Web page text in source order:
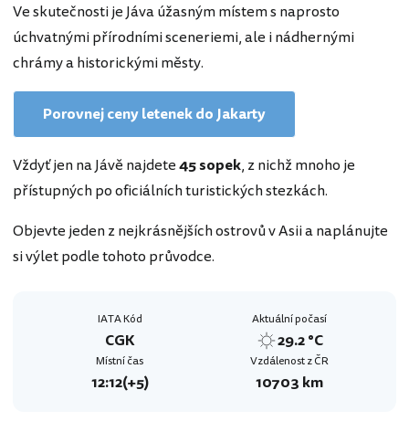
Ve skutečnosti je Jáva úžasným místem s naprosto
úchvatnými přírodními sceneriemi, ale i nádhernými
chrámy a historickými městy.
Porovnej ceny letenek do Jakarty
Vždyť jen na Jávě najdete45 sopek, z nichž mnoho je
přístupných po oficiálních turistických stezkách.
Objevte jeden z nejkrásnějších ostrovů v Asii a naplánujte
si výlet podle tohoto průvodce.
IATA Kód
CGK
Aktuální počasí
29.2 °C
Místní čas
12:12(+5)
Vzdálenost z ČR
10703 km